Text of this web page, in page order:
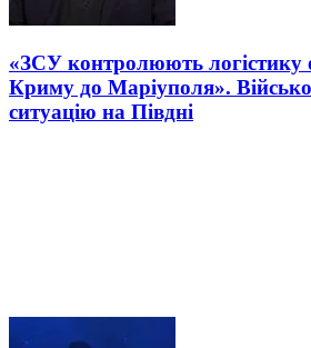
«ЗСУ контролюють логістику
Криму до Маріуполя».
ситуацію на Півдні